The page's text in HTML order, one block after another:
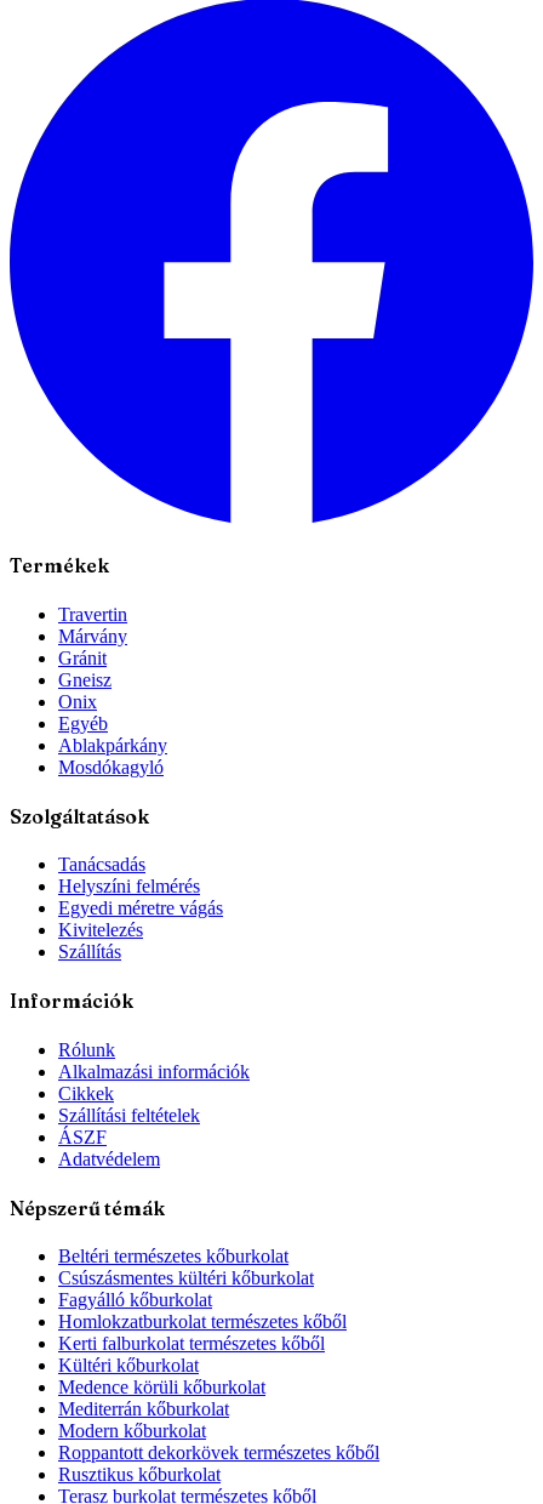
Termékek
Travertin
Márvány
Gránit
Gneisz
Onix
Egyéb
Ablakpárkány
Mosdókagyló
Szolgáltatások
Tanácsadás
Helyszíni felmérés
Egyedi méretre vágás
Kivitelezés
Szállítás
Információk
Rólunk
Alkalmazási információk
Cikkek
Szállítási feltételek
ÁSZF
Adatvédelem
Népszerű témák
Beltéri természetes kőburkolat
Csúszásmentes kültéri kőburkolat
Fagyálló kőburkolat
Homlokzatburkolat természetes kőből
Kerti falburkolat természetes kőből
Kültéri kőburkolat
Medence körüli kőburkolat
Mediterrán kőburkolat
Modern kőburkolat
Roppantott dekorkövek természetes kőből
Rusztikus kőburkolat
Terasz burkolat természetes kőből